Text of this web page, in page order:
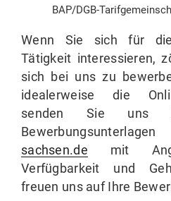
BAP/DGB-
Wenn Sie sich für
Tätigkeit interessieren,
sich bei uns zu
idealerweise die
senden Sie uns
sachsen.de mit
Verfügbarkeit und
freuen uns auf Ihre